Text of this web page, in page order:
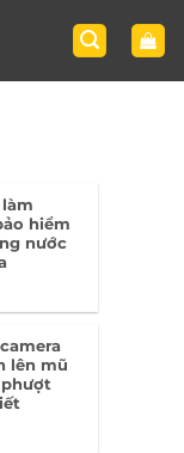
hiểm
nước
lên mũ